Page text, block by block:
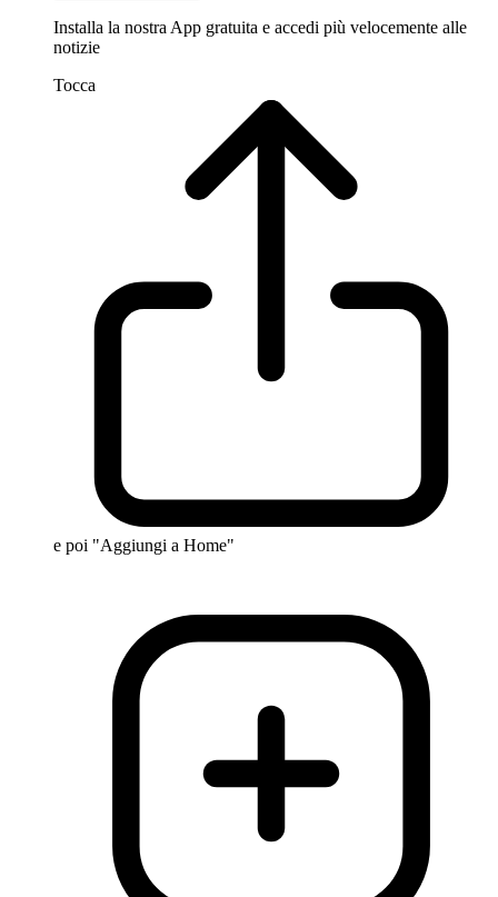
Installa la nostra App gratuita e accedi più velocemente alle
notizie
Tocca
e poi "Aggiungi a Home"